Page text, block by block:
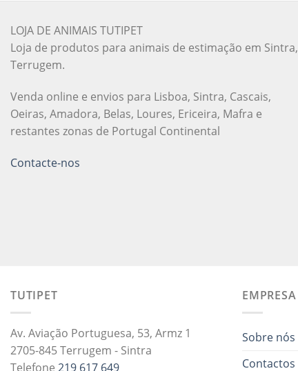
LOJA DE ANIMAIS TUTIPET
Loja de produtos para animais de estimação em Sintra,
Terrugem.
Venda online e envios para Lisboa, Sintra, Cascais,
Oeiras, Amadora, Belas, Loures, Ericeira, Mafra e
restantes zonas de Portugal Continental
Contacte-nos
TUTIPET
Av. Aviação Portuguesa, 53, Armz 1
2705-845 Terrugem - Sintra
Telefone 219 617 649
EMPRESA
Sobre nós
Contactos